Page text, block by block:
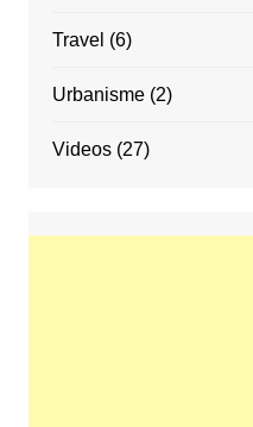
Travel (6)
Urbanisme(2)
Videos(27)